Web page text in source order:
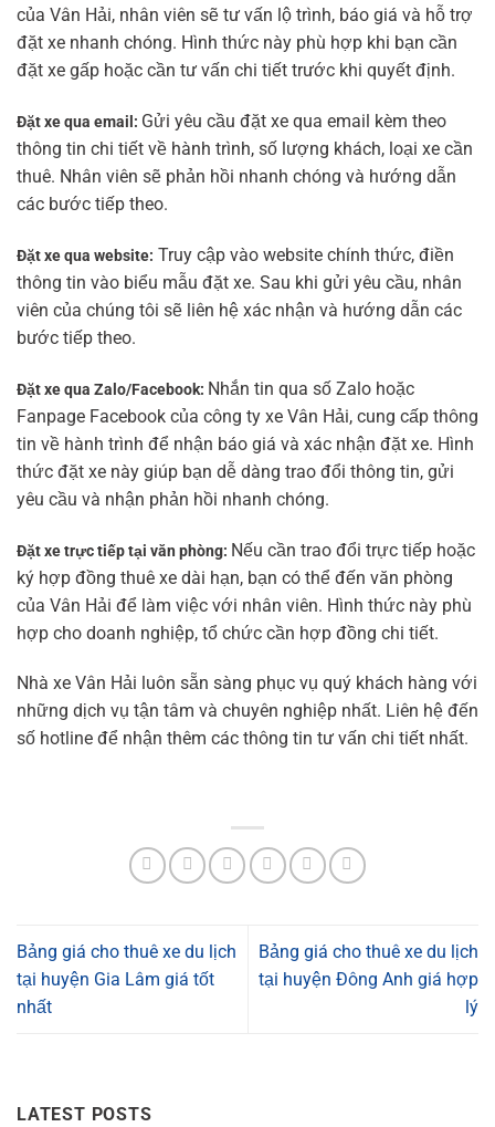
của Vân Hải, nhân viên sẽ tư vấn lộ trình, báo giá và hỗ trợ
đặt xe nhanh chóng. Hình thức này phù hợp khi bạn cần
đặt xe gấp hoặc cần tư vấn chi tiết trước khi quyết định.
Đặt xe qua email: Gửi yêu cầu đặt xe qua email kèm theo
thông tin chi tiết về hành trình, số lượng khách, loại xe cần
thuê. Nhân viên sẽ phản hồi nhanh chóng và hướng dẫn
các bước tiếp theo.
Đặt xe qua website: Truy cập vào website chính thức, điền
thông tin vào biểu mẫu đặt xe. Sau khi gửi yêu cầu, nhân
viên của chúng tôi sẽ liên hệ xác nhận và hướng dẫn các
bước tiếp theo.
Đặt xe qua Zalo/Facebook: Nhắn tin qua số Zalo hoặc
Fanpage Facebook của công ty xe Vân Hải, cung cấp thông
tin về hành trình để nhận báo giá và xác nhận đặt xe. Hình
thức đặt xe này giúp bạn dễ dàng trao đổi thông tin, gửi
yêu cầu và nhận phản hồi nhanh chóng.
Đặt xe trực tiếp tại văn phòng: Nếu cần trao đổi trực tiếp hoặc
ký hợp đồng thuê xe dài hạn, bạn có thể đến văn phòng
của Vân Hải để làm việc với nhân viên. Hình thức này phù
hợp cho doanh nghiệp, tổ chức cần hợp đồng chi tiết.
Nhà xe Vân Hải luôn sẵn sàng phục vụ quý khách hàng với
những dịch vụ tận tâm và chuyên nghiệp nhất. Liên hệ đến
số hotline để nhận thêm các thông tin tư vấn chi tiết nhất.
Bảng giá cho thuê xe du lịch
tại huyện Gia Lâm giá tốt
nhất
Bảng giá cho thuê xe du lịch
tại huyện Đông Anh giá hợp
lý
LATEST POSTS